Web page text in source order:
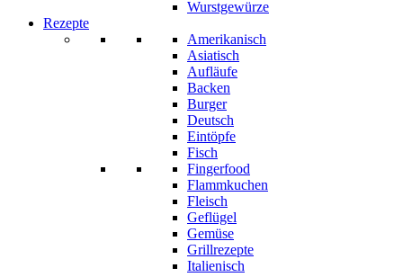
Wurstgewürze
Rezepte
Amerikanisch
Asiatisch
Aufläufe
Backen
Burger
Deutsch
Eintöpfe
Fisch
Fingerfood
Flammkuchen
Fleisch
Geflügel
Gemüse
Grillrezepte
Italienisch